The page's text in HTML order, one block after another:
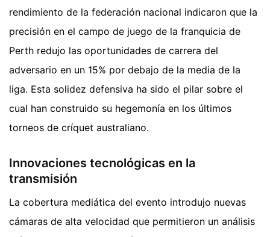
rendimiento de la federación nacional indicaron que la
precisión en el campo de juego de la franquicia de
Perth redujo las oportunidades de carrera del
adversario en un 15% por debajo de la media de la
liga. Esta solidez defensiva ha sido el pilar sobre el
cual han construido su hegemonía en los últimos
torneos de críquet australiano.
Innovaciones tecnológicas en la
transmisión
La cobertura mediática del evento introdujo nuevas
cámaras de alta velocidad que permitieron un análisis